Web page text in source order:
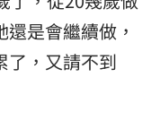
是會繼續做，
了，又請不到